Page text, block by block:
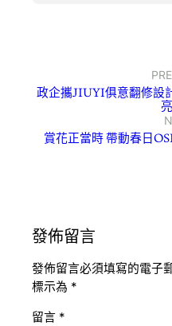
政企攜JIUYI俱意翻修設
賞花正當時 帶動春日
發佈留言
發佈留言必須填寫的電子
標示為 *
留言 *